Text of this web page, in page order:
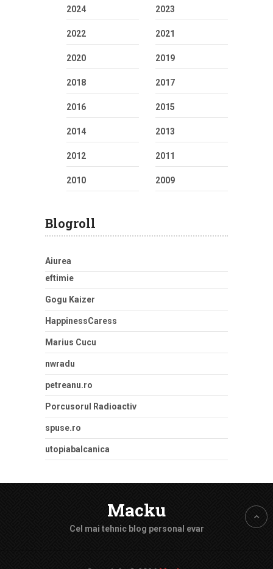
2024 2023
2022 2021
2020 2019
2018 2017
2016 2015
2014 2013
2012 2011
2010 2009
Blogroll
Aiurea
eftimie
Gogu Kaizer
HappinessCaress
Marius Cucu
nwradu
petreanu.ro
Porcusorul Radioactiv
spuse.ro
utopiabalcanica
Macku
Cel mai tehnic blog personal evar